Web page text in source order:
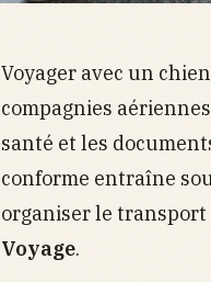
Voyager avec un
compagnies
santé et les
conforme entraîne
organiser le transport
Voyage.